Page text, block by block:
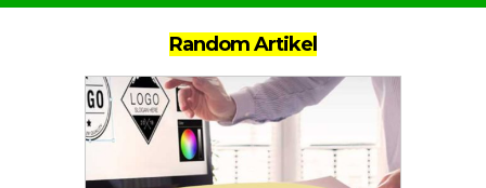
Random Artikel